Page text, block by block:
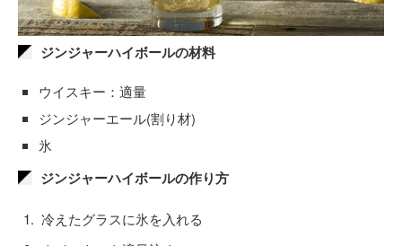
ジンジャーハイボールの材料
ウイスキー：適量
ジンジャーエール(割り材)
氷
ジンジャーハイボールの作り方
冷えたグラスに氷を入れる